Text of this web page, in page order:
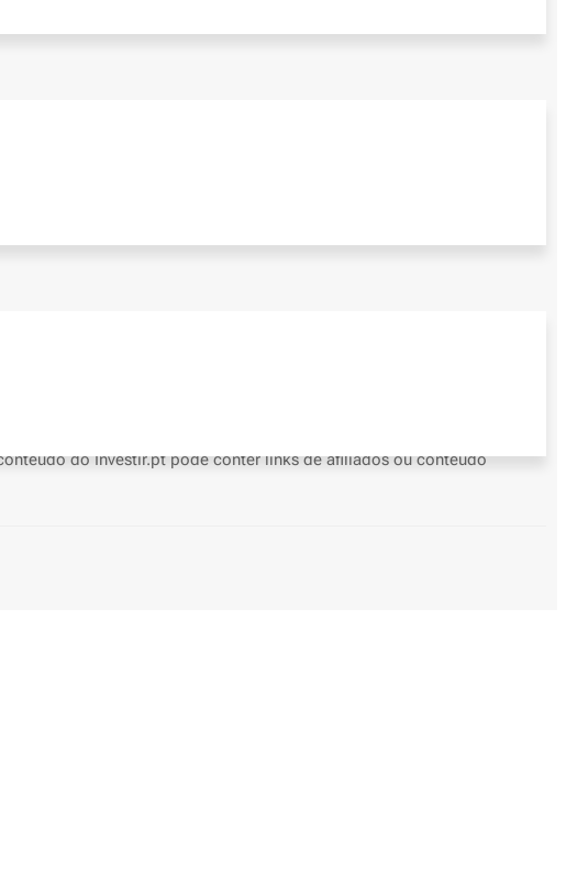
em ações tem elevados riscos, incluindo a possibilidade de perda de
do Investir.pt pode conter links de afiliados ou conteúdo